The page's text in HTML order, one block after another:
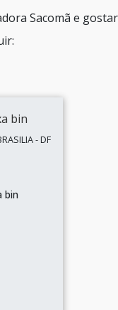
Sacomã e
- DF
bin